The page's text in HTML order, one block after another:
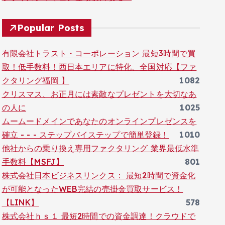
Popular Posts
有限会社トラスト・コーポレーション 最短3時間で買
取！低手数料！西日本エリアに特化、全国対応【ファ
クタリング福岡 】
1082
クリスマス、お正月には素敵なプレゼントを大切なあ
の人に
1025
ムームードメインであなたのオンラインプレゼンスを
確立 - - - ステップバイステップで簡単登録！
1010
他社からの乗り換え専用ファクタリング 業界最低水準
手数料【MSFJ】
801
株式会社日本ビジネスリンクス： 最短2時間で資金化
が可能となったWEB完結の売掛金買取サービス！
【LINK】
578
株式会社ｈｓ１ 最短2時間での資金調達！クラウドで